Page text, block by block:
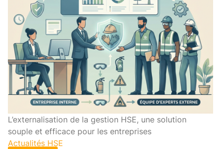
L’externalisation de la gestion HSE, une solution
souple et efficace pour les entreprises
Actualités HSE